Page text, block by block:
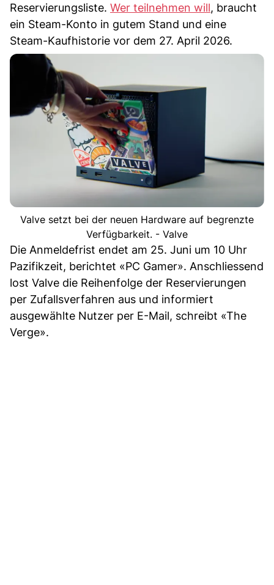
Reservierungsliste. Wer teilnehmen will, braucht
ein Steam-Konto in gutem Stand und eine
Steam-Kaufhistorie vor dem 27. April 2026.
Valve setzt bei der neuen Hardware auf begrenzte
Verfügbarkeit. - Valve
Die Anmeldefrist endet am 25. Juni um 10 Uhr
Pazifikzeit, berichtet «PC Gamer». Anschliessend
lost Valve die Reihenfolge der Reservierungen
per Zufallsverfahren aus und informiert
ausgewählte Nutzer per E-Mail, schreibt «The
Verge».